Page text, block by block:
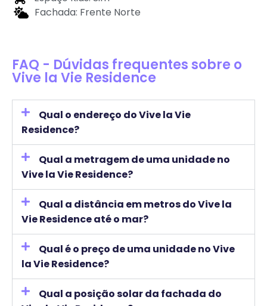
Fachada: Frente Norte
FAQ - Dúvidas frequentes sobre o
Vive la Vie Residence
Qual o endereço do Vive la Vie
Residence?
Qual a metragem de uma unidade no
Vive la Vie Residence?
Qual a distância em metros do Vive la
Vie Residence até o mar?
Qual é o preço de uma unidade no Vive
la Vie Residence?
Qual a posição solar da fachada do